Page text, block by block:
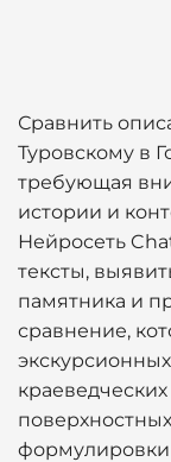
Сравнить
Туровскому в
требующая
истории и
Нейросеть
тексты,
памятника и
сравнение,